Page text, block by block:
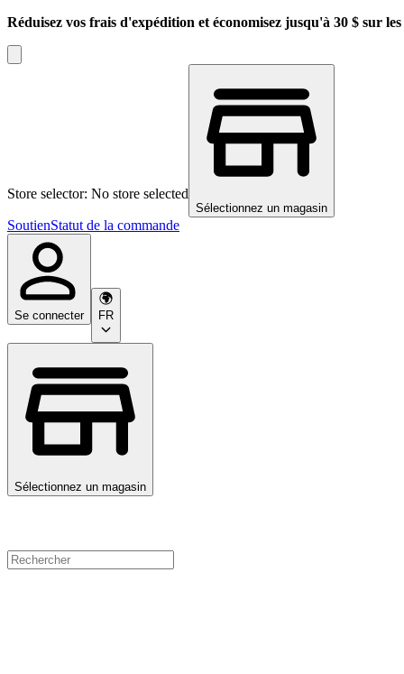
Réduisez vos frais d'expédition et économisez jusqu'à 30 $ sur
Store selector: No store selected
Sélectionnez un magasin
SoutienStatut de la commande
Se connecter FR
Sélectionnez un magasin